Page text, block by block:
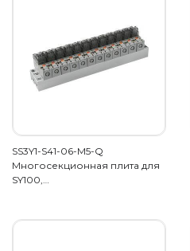
SS3Y1-S41-06-M5-Q
Многосекционная плита для
SY100,…